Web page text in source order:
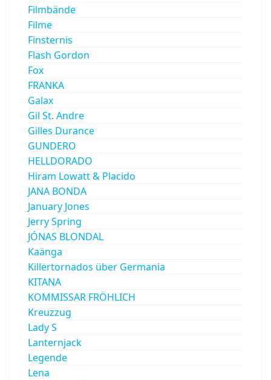
Filmbände
Filme
Finsternis
Flash Gordon
Fox
FRANKA
Galax
Gil St. Andre
Gilles Durance
GUNDERO
HELLDORADO
Hiram Lowatt & Placido
JANA BONDA
January Jones
Jerry Spring
JÓNAS BLONDAL
Kaänga
Killertornados über Germania
KITANA
KOMMISSAR FRÖHLICH
Kreuzzug
Lady S
Lanternjack
Legende
Lena